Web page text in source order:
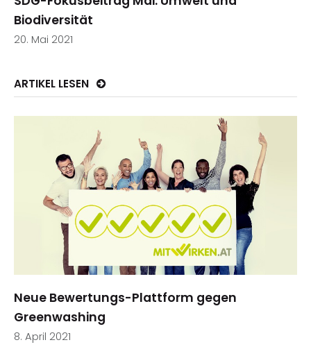
Biodiversität
20. Mai 2021
ARTIKEL LESEN
Neue Bewertungs-Plattform gegen
Greenwashing
8. April 2021